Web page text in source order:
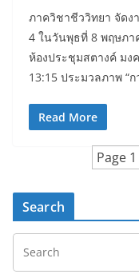
ภาควิชาชีววิทยา จัด
4 ในวันพุธที่ 8 พฤษภา
ห้องประชุมสตางค์ มง
13:15 ประมวลภาพ “
Read More
Page
Search